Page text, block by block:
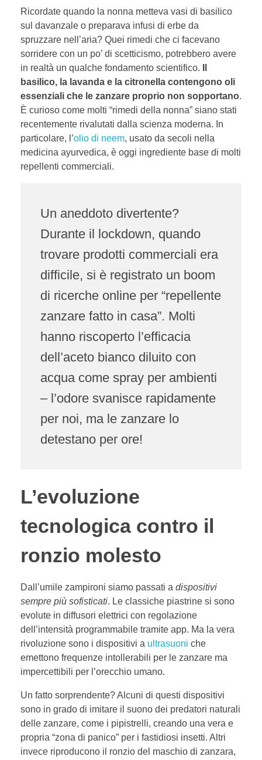
Ricordate quando la nonna metteva vasi di basilico
sul davanzale o preparava infusi di erbe da
spruzzare nell’aria? Quei rimedi che ci facevano
sorridere con un po’ di scetticismo, potrebbero avere
in realtà un qualche fondamento scientifico.
basilico, la lavanda e la citronella contengono oli
essenziali che le zanzare proprio non sopportano.
È curioso come molti “rimedi della nonna” siano stati
recentemente rivalutati dalla scienza moderna. In
particolare, l’olio di neem, usato da secoli nella
medicina ayurvedica, è oggi ingrediente base di molti
repellenti commerciali.
Un aneddoto divertente?
Durante il lockdown, quando
trovare prodotti commerciali era
difficile, si è registrato un boom
di ricerche online per “repellente
zanzare fatto in casa”. Molti
hanno riscoperto l’efficacia
dell’aceto bianco diluito con
acqua come spray per ambienti
– l’odore svanisce rapidamente
per noi, ma le zanzare lo
detestano per ore!
L’evoluzione
tecnologica contro il
ronzio molesto
Dall’umile zampironi siamo passati a dispositivi
sempre più sofisticati. Le classiche piastrine si sono
evolute in diffusori elettrici con regolazione
dell’intensità programmabile tramite app. Ma la vera
rivoluzione sono i dispositivi a ultrasuoni che
emettono frequenze intollerabili per le zanzare ma
impercettibili per l’orecchio umano.
Un fatto sorprendente? Alcuni di questi dispositivi
sono in grado di imitare il suono dei predatori naturali
delle zanzare, come i pipistrelli, creando una vera e
propria “zona di panico” per i fastidiosi insetti. Altri
invece riproducono il ronzio del maschio di zanzara,